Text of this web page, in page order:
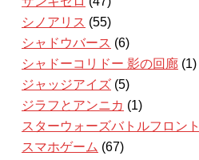
シノアリス (55)
シャドウバース (6)
シャドーコリドー 影の回廊 (1)
ジャッジアイズ (5)
ジラフとアンニカ (1)
スターウォーズバトルフロント
スマホゲーム (67)